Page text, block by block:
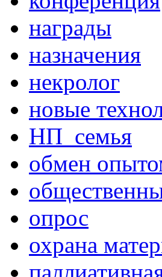
награды
назначения
некролог
новые
НП_семья
обмен
опрос
охрана